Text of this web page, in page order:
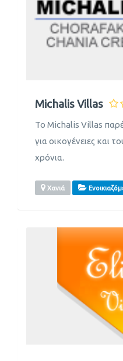
Michalis Villas
Το Michalis Villas
για οικογένειες και
χρόνια.
Χανιά